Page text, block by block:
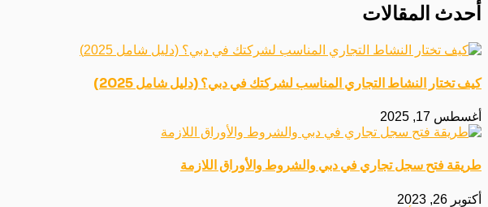
أحدث المقالات
كيف تختار النشاط التجاري المناسب لشركتك في دبي؟ (دليل شامل 2025)
أغسطس 17, 2025
طريقة فتح سجل تجاري في دبي والشروط والأوراق اللازمة
أكتوبر 26, 2023